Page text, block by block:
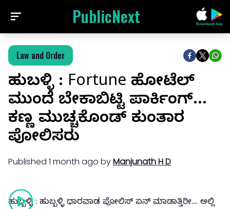
PublicNext
Law and Order
ಹುಬ್ಬಳ್ಳಿ : Fortune ಹೋಟೆಲ್
ಮುಂದೆ ಬೇಕಾಬಿಟ್ಟಿ ಪಾರ್ಕಿಂಗ್...
ಕಣ್ಣ ಮುಚ್ಚಕೊಂಡ್ ಕುಂತಾರ
ಪೋಲಿಸರು
Published 1 month ago byManjunath H D
ಹುಬ್ಬಳ್ಳಿ : ಹುಬ್ಬಳ್ಳಿ ಧಾರವಾಡ ಪೋಲಿಸ್ ಏನ್ ಮಾಡಾತ್ತಿರೀ....‌ ಅಲ್ಲಿ